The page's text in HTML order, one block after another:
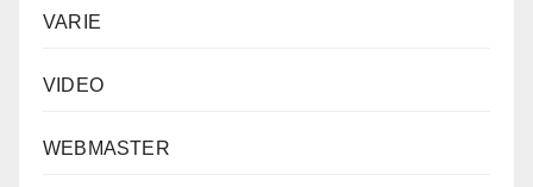
VARIE
VIDEO
WEBMASTER